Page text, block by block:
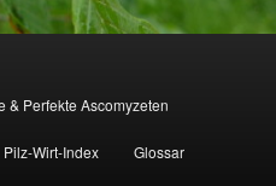
& Perfekte Ascomyzeten
Pilz-Wirt-Index Glossar